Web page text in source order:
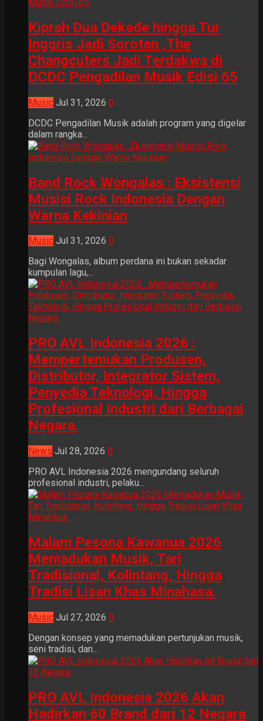
Kiprah Dua Dekade hingga Tur
Inggris Jadi Sorotan ,The
Changcuters Jadi Terdakwa di
DCDC Pengadilan Musik Edisi 65
Music Jul 31, 2026 0
DCDC Pengadilan Musik adalah program yang digelar
dalam rangka...
Band Rock Wongalas : Eksistensi
Musisi Rock Indonesia Dengan
Warna Kekinian
Music Jul 31, 2026 0
Bagi Wongalas, album perdana ini bukan sekadar
kumpulan lagu,...
PRO AVL Indonesia 2026 :
Mempertemukan Produsen,
Distributor, Integrator Sistem,
Penyedia Teknologi, Hingga
Profesional Industri dari Berbagai
Negara.
News Jul 28, 2026 0
PRO AVL Indonesia 2026 mengundang seluruh
profesional industri, pelaku...
Malam Pesona Kawanua 2026
Memadukan Musik, Tari
Tradisional, Kolintang, Hingga
Tradisi Lisan Khas Minahasa.
Music Jul 27, 2026 0
Dengan konsep yang memadukan pertunjukan musik,
seni tradisi, dan...
PRO AVL Indonesia 2026 Akan
Hadirkan 60 Brand dari 12 Negara